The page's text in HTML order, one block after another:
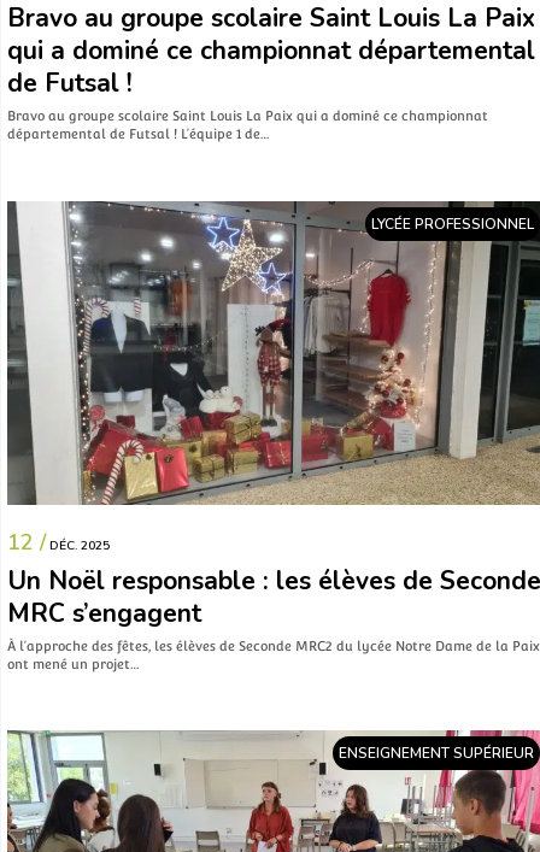
Bravo au groupe scolaire Saint Louis La Paix
qui a dominé ce championnat départemental
de Futsal !
Bravo au groupe scolaire Saint Louis La Paix qui a dominé ce championnat
départemental de Futsal ! L’équipe 1 de…
LYCÉE PROFESSIONNEL
12 / DÉC. 2025
Un Noël responsable : les élèves de Seconde
MRC s’engagent
À l’approche des fêtes, les élèves de Seconde MRC2 du lycée Notre Dame de la
ont mené un projet…
ENSEIGNEMENT SUPÉRIEUR